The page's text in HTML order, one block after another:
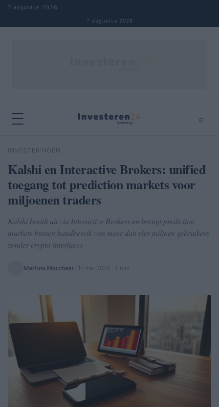
Naar inhoud springen
7 augustus 2026
7 augustus 2026
⌕
Zoeken
INVESTERINGEN
Kalshi en Interactive Brokers: unified
toegang tot prediction markets voor
miljoenen traders
Kalshi breidt uit via Interactive Brokers en brengt prediction
markets binnen handbereik van meer dan vier miljoen gebruikers
zonder crypto-interfaces
Martina Marchesi 15 mei 2026 · 4 min